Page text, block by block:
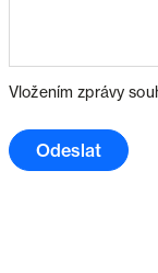
Vložením zprávy
Odeslat